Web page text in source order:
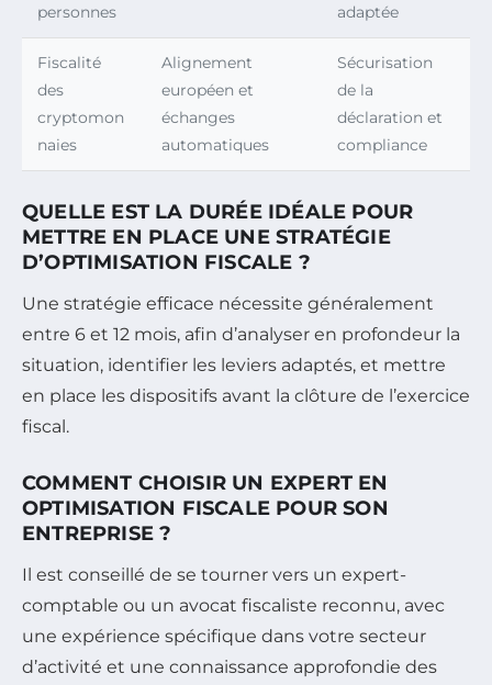
personnes
adaptée
Fiscalité
des
cryptomon
naies
Alignement
européen et
échanges
automatiques
Sécurisation
de la
déclaration et
compliance
QUELLE EST LA DURÉE IDÉALE POUR
METTRE EN PLACE UNE STRATÉGIE
D’OPTIMISATION FISCALE ?
Une stratégie efficace nécessite généralement
entre 6 et 12 mois, afin d’analyser en profondeur la
situation, identifier les leviers adaptés, et mettre
en place les dispositifs avant la clôture de l’exercice
fiscal.
COMMENT CHOISIR UN EXPERT EN
OPTIMISATION FISCALE POUR SON
ENTREPRISE ?
Il est conseillé de se tourner vers un expert-
comptable ou un avocat fiscaliste reconnu, avec
une expérience spécifique dans votre secteur
d’activité et une connaissance approfondie des